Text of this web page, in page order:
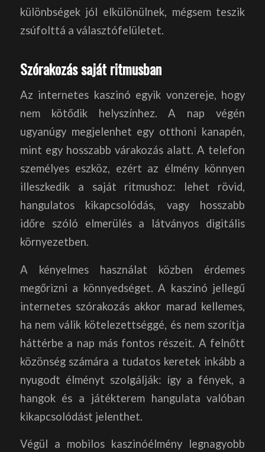
különbségek jól elkülönülnek, mégsem teszik
zsúfolttá a választófelületet.
Szórakozás saját ritmusban
Az internetes kaszinó egyik vonzereje, hogy
nem kötődik helyszínhez. A nap végén
ugyanúgy megjelenhet egy otthoni kanapén,
mint egy hosszabb várakozás alatt. A telefon
személyes eszköz, ezért az élmény könnyen
illeszkedik a saját ritmushoz: lehet rövid,
hangulatos kikapcsolódás, vagy hosszabb
időre szóló elmerülés a látványos digitális
környezetben.
A kényelmes használat közben érdemes
megőrizni a könnyedséget. A kaszinó jellegű
internetes szórakozás akkor marad kellemes,
ha nem válik kötelezettséggé, és nem szorítja
háttérbe a nap más fontos részeit. A felnőtt
közönség számára a tudatos keretek inkább a
nyugodt élményt szolgálják: így a fények, a
hangok és a játékterem hangulata valóban
kikapcsolódást jelenthet.
Végül a mobilos kaszinóélmény legnagyobb